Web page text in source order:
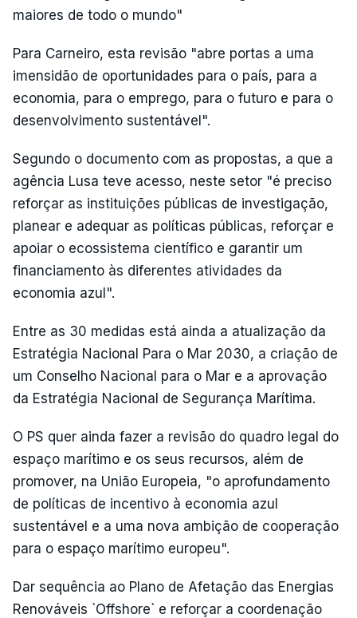
maiores de todo o mundo"
Para Carneiro, esta revisão "abre portas a uma
imensidão de oportunidades para o país, para a
economia, para o emprego, para o futuro e para o
desenvolvimento sustentável".
Segundo o documento com as propostas, a que a
agência Lusa teve acesso, neste setor "é preciso
reforçar as instituições públicas de investigação,
planear e adequar as políticas públicas, reforçar e
apoiar o ecossistema científico e garantir um
financiamento às diferentes atividades da
economia azul".
Entre as 30 medidas está ainda a atualização da
Estratégia Nacional Para o Mar 2030, a criação de
um Conselho Nacional para o Mar e a aprovação
da Estratégia Nacional de Segurança Marítima.
O PS quer ainda fazer a revisão do quadro legal do
espaço marítimo e os seus recursos, além de
promover, na União Europeia, "o aprofundamento
de políticas de incentivo à economia azul
sustentável e a uma nova ambição de cooperação
para o espaço marítimo europeu".
Dar sequência ao Plano de Afetação das Energias
Renováveis `Offshore` e reforçar a coordenação